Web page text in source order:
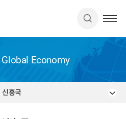
Global Economy
신흥국